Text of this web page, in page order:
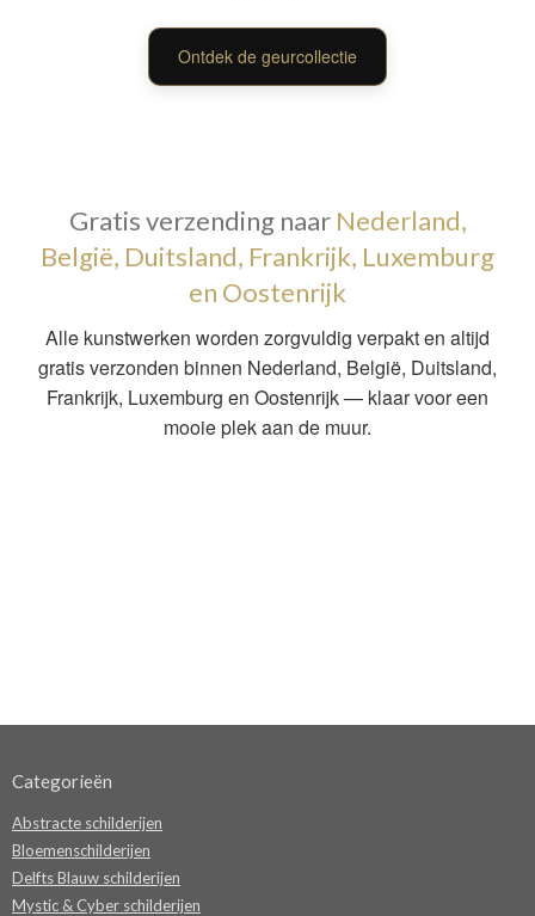
Ontdek de geurcollectie
Gratis verzending naar Nederland,
België, Duitsland, Frankrijk, Luxemburg
en Oostenrijk
Alle kunstwerken worden zorgvuldig verpakt en altijd
gratis verzonden binnen Nederland, België, Duitsland,
Frankrijk, Luxemburg en Oostenrijk — klaar voor een
mooie plek aan de muur.
Categorieën
Abstracte schilderijen
Bloemenschilderijen
Delfts Blauw schilderijen
Mystic & Cyber schilderijen